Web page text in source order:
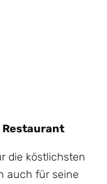
Restaurant
die köstlichsten
auch für seine